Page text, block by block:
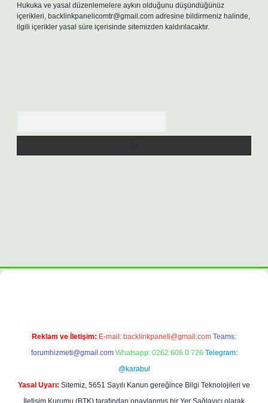
Hukuka ve yasal düzenlemelere aykırı olduğunu düşündüğünüz
içerikleri, backlinkpanelicomtr@gmail.com adresine bildirmeniz halinde,
ilgili içerikler yasal süre içerisinde sitemizden kaldırılacaktır.
betexpergir.net
Reklam ve İletişim: E-mail: backlinkpaneli@gmail.com Teams:
forumhizmeti@gmail.com Whatsapp: 0262 606 0 726 Telegram:
@karabul
Yasal Uyarı: Sitemiz, 5651 Sayılı Kanun gereğince Bilgi Teknolojileri ve
İletişim Kurumu (BTK) tarafından onaylanmış bir Yer Sağlayıcı olarak